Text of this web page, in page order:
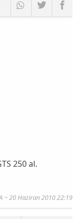
250 al.
~ 20 Haziran 2010 22:19